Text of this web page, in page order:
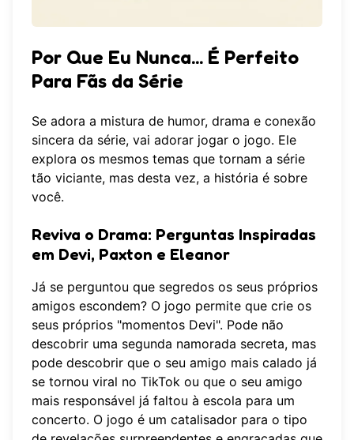
Por Que Eu Nunca... É Perfeito
Para Fãs da Série
Se adora a mistura de humor, drama e conexão
sincera da série, vai adorar jogar o jogo. Ele
explora os mesmos temas que tornam a série
tão viciante, mas desta vez, a história é sobre
você.
Reviva o Drama: Perguntas Inspiradas
em Devi, Paxton e Eleanor
Já se perguntou que segredos os seus próprios
amigos escondem? O jogo permite que crie os
seus próprios "momentos Devi". Pode não
descobrir uma segunda namorada secreta, mas
pode descobrir que o seu amigo mais calado já
se tornou viral no TikTok ou que o seu amigo
mais responsável já faltou à escola para um
concerto. O jogo é um catalisador para o tipo